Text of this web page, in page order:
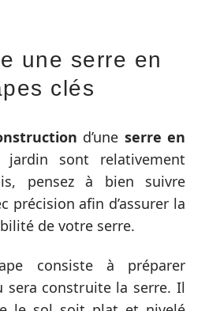
une serre en
clés
d’une serre en
sont relativement
pensez à bien suivre
précision afin d’assurer la
de votre serre.
consiste à préparer
sera construite la serre. Il